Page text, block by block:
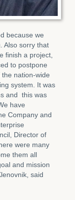
because we
Also sorry that
finish a project,
to postpone
nation-wide
system. It was
and this was
have
Company and
Director of
were many
them all
and mission
said